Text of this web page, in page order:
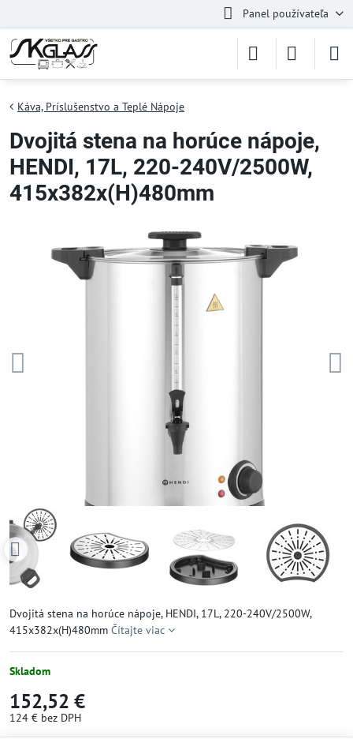
Panel používateľa
Káva, Príslušenstvo a Teplé Nápoje
Dvojitá stena na horúce nápoje,
HENDI, 17L, 220-240V/2500W,
415x382x(H)480mm
Dvojitá stena na horúce nápoje, HENDI, 17L, 220-240V/2500W,
415x382x(H)480mm Čítajte viac
Skladom
152,52 €
124 € bez DPH